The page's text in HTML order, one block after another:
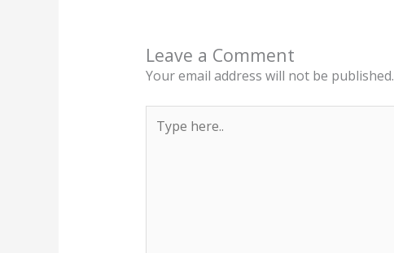
Leave a Comment
Your email address will not be published.
here..